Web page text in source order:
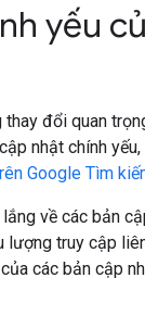
yếu
thay đổi quan
nhật chính
Google Tìm
về các bản
lượng truy cập
các bản cập